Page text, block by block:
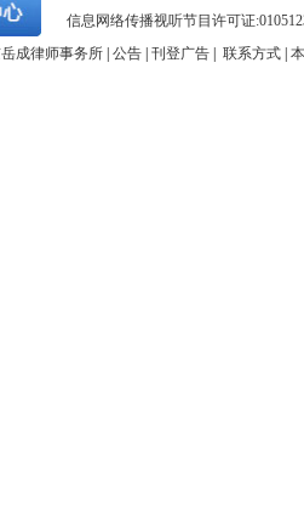
信息网络传播视听节目许可证
成律师事务所 |公告 |刊登广告 |联系方式 |